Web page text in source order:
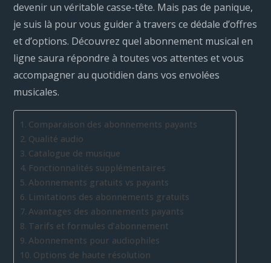
devenir un véritable casse-tête. Mais pas de panique,
je suis là pour vous guider à travers ce dédale d’offres
et d’options. Découvrez quel abonnement musical en
ligne saura répondre à toutes vos attentes et vous
accompagner au quotidien dans vos envolées
musicales.
Comparaison des abonnements payants
Qualité audio
Catalogue de musique
Fonctionnalités supplémentaires
Abonnements gratuits vs payants
Limitations des abonnements gratuits
Avantages des abonnements payants
Tarifs et formules d’abonnement
Abonnements pour audiophiles
Options de haute résolution